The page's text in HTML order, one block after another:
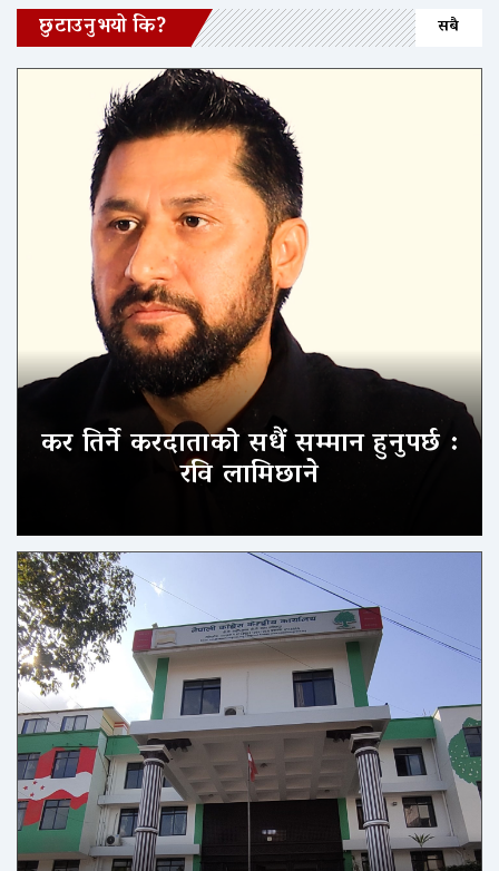
छुटाउनुभयो कि? सबै
कर तिर्ने करदाताको सधैं सम्मान हुनुपर्छ :
रवि लामिछाने